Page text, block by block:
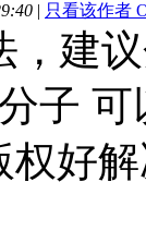
| 只看该作者
，建
子
好